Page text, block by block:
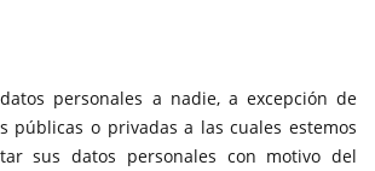
personales a nadie, a excepción de
públicas o privadas a las cuales estemos
sus datos personales con motivo del